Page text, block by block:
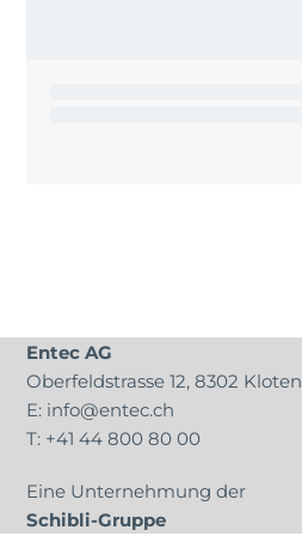
Entec AG
Oberfeldstrasse 12, 8302 Kloten
E: info@entec.ch
T: +41 44 800 80 00
Eine Unternehmung der
Schibli-Gruppe